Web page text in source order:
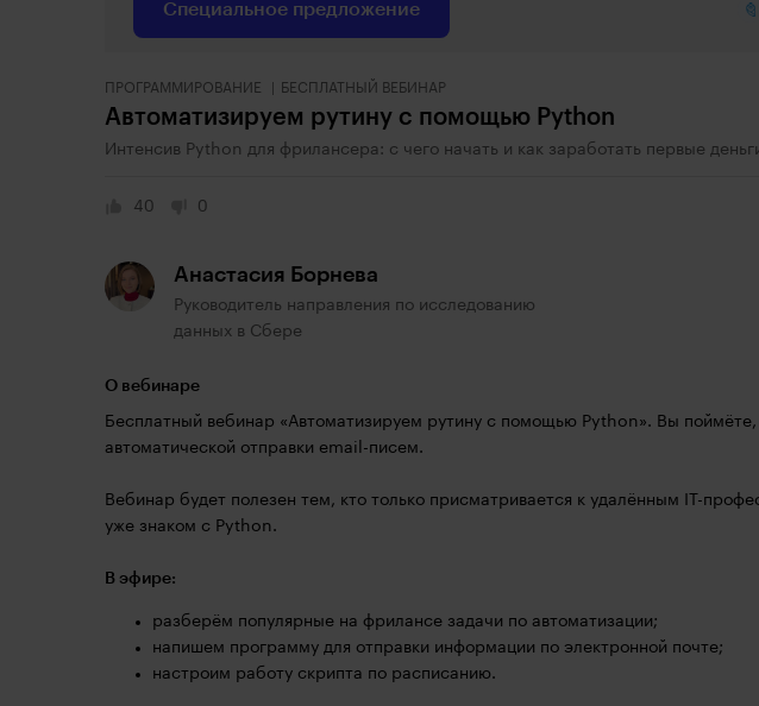
Специальное предложение
ПРОГРАММИРОВАНИЕ БЕСПЛАТНЫЙ ВЕБИНАР
Автоматизируем рутину с помощью Python
Интенсив Python для фрилансера: с чего начать и как заработать первые
40 0
Анастасия Борнева
Руководитель направления по исследованию
данных в Сбере
О вебинаре
Бесплатный вебинар «Автоматизируем рутину с помощью Python». Вы
автоматической отправки email-писем.
Вебинар будет полезен тем, кто только присматривается к удалённым IT-
уже знаком с Python.
В эфире:
разберём популярные на фрилансе задачи по автоматизации;
напишем программу для отправки информации по электронной почте;
настроим работу скрипта по расписанию.